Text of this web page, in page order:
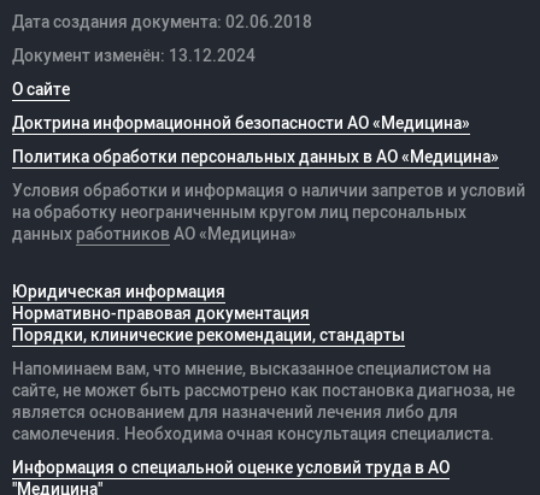
Дата создания документа: 02.06.2018
Документ изменён: 13.12.2024
О сайте
Доктрина информационной безопасности АО «Медицина»
Политика обработки персональных данных в АО «Медицина»
Условия обработки и информация о наличии запретов и условий
на обработку неограниченным кругом лиц персональных
данных работников АО «Медицина»
Юридическая информация
Нормативно-правовая документация
Порядки, клинические рекомендации, стандарты
Напоминаем вам, что мнение, высказанное специалистом на
сайте, не может быть рассмотрено как постановка диагноза, не
является основанием для назначений лечения либо для
самолечения. Необходима очная консультация специалиста.
Информация о специальной оценке условий труда в АО
"Медицина"